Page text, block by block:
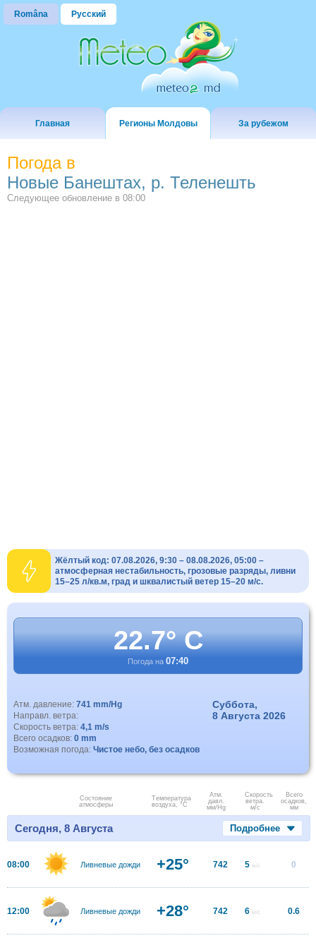
Româna Русский
Главная Регионы Молдовы За рубежом
Погода в
Новые Банештах, р. Теленешть
Следующее обновление в 08:00
Жёлтый код: 07.08.2026, 9:30 – 08.08.2026, 05:00 –
атмосферная нестабильность, грозовые разряды, ливни
15–25 л/кв.м, град и шквалистый ветер 15–20 м/с.
22.7° C
Погода на 07:40
Атм. давление: 741 mm/Hg
Направл. ветра:
Скорость ветра: 4,1 m/s
Всего осадков: 0 mm
Возможная погода: Чистое небо, без осадков
Суббота,
8 Августа 2026
Состояние
атмосферы
Температура
воздуха, °C
Атм.
давл.
мм/Hg
Скорость
ветра.
м/с
Всего
осадков,
мм
Сегодня, 8 Августа Подробнее
08:00 Ливневые дожди +25° 742 5 м/с 0
12:00 Ливневые дожди +28° 742 6 м/с 0.6